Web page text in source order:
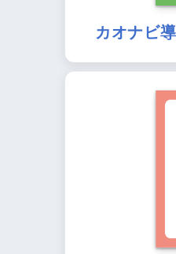
カオナビ